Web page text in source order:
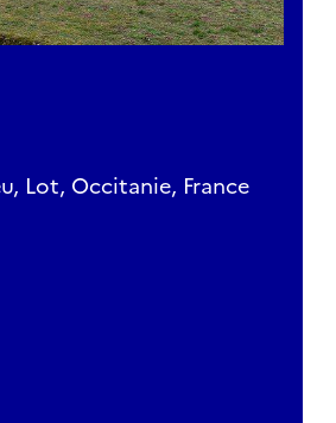
Lot, Occitanie, France